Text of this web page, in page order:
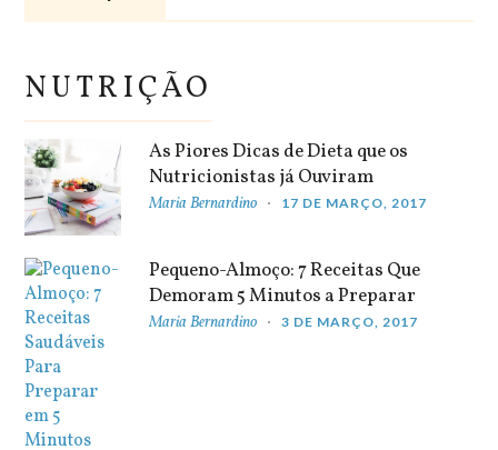
NUTRIÇÃO
As Piores Dicas de Dieta que os
Nutricionistas já Ouviram
Maria Bernardino 17 DE MARÇO, 2017
Pequeno-Almoço: 7 Receitas Que
Demoram 5 Minutos a Preparar
Maria Bernardino 3 DE MARÇO, 2017